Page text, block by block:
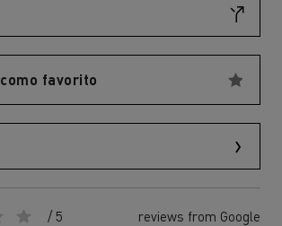
favorito
/ 5 reviews from Google